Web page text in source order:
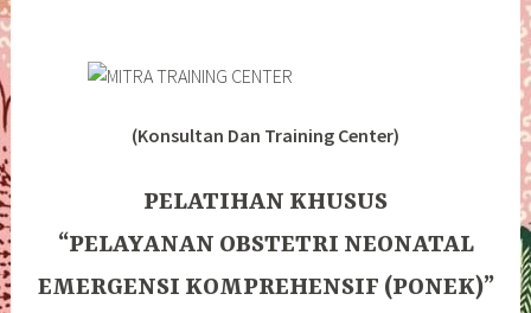
(Konsultan Dan Training Center)
PELATIHAN KHUSUS
“PELAYANAN OBSTETRI NEONATAL
EMERGENSI KOMPREHENSIF (PONEK)”